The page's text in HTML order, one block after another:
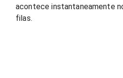
acontece instantaneamente
filas.